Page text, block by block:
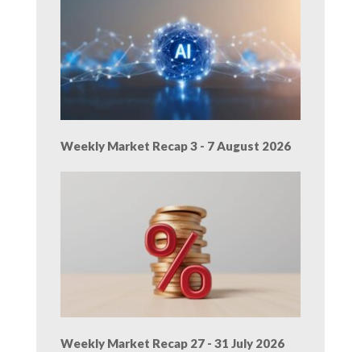
Weekly Market Recap 3 - 7 August 2026
Weekly Market Recap 27 - 31 July 2026